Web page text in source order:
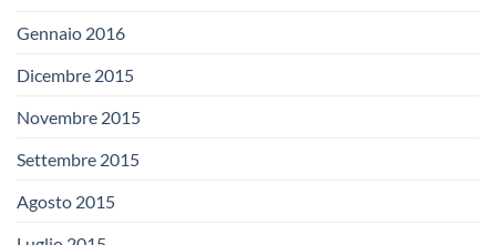
Gennaio 2016
Dicembre 2015
Novembre 2015
Settembre 2015
Agosto 2015